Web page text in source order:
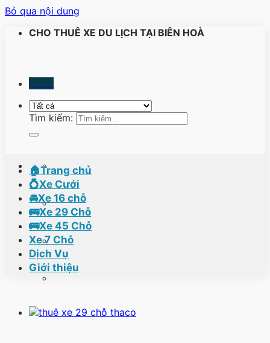
Bỏ qua nội dung
CHO THUÊ XE DU LỊCH TẠI BIÊN HOÀ
Tìm kiếm:
🏠Trang chủ
💍Xe Cưới
🚘Xe 16 chỗ
🚌Xe 29 Chỗ
🚌Xe 45 Chỗ
Xe 7 Chỗ
Dịch Vụ
Giới thiệu